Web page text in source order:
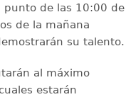
punto de las 10:00 de
de la mañana
su talento.
al máximo
estarán